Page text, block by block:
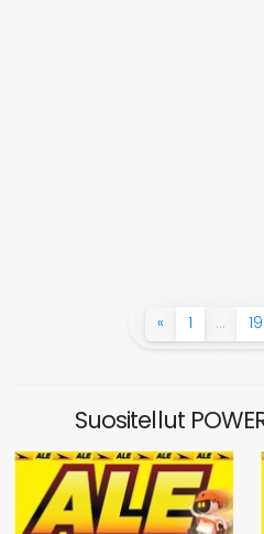
« 1 … 19
Suositellut